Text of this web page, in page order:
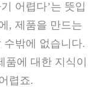
어렵다’는 뜻입
, 제품을 만드는
밖에 없습니다.
에 대한 지식이
렵죠.